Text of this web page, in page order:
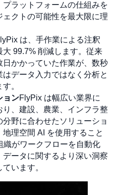
ラットフォームの仕組みを
クトの可能性を最大限に理
は、手作業による注釈
99.7% 削減します。従来
日かかっていた作業が、数秒
データ入力ではなく分析と
。
ョンFlyPix は幅広い業界に
、建設、農業、インフラ整
野に合わせたソリューショ
理空間 AI を使用すること
織がワークフローを自動化
データに関するより深い洞察
います。